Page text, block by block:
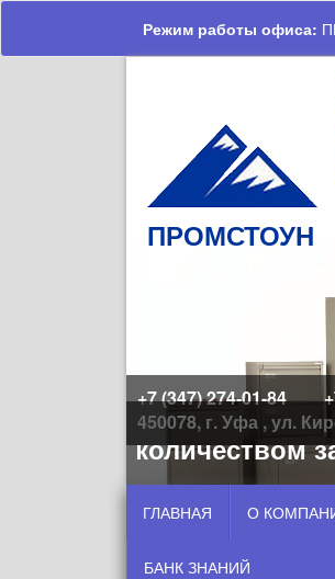
Режим работы офиса:
ПРОМСТОУН
+7 (347) 274-01-84
450078, г. Уфа , ул.
количеством
ГЛАВНАЯ О
БАНК ЗНАНИЙ